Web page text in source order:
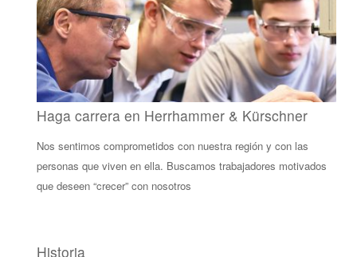
Haga carrera en Herrhammer & Kürschner
Nos sentimos comprometidos con nuestra región y con las
personas que viven en ella. Buscamos trabajadores motivados
que deseen “crecer” con nosotros
Historia